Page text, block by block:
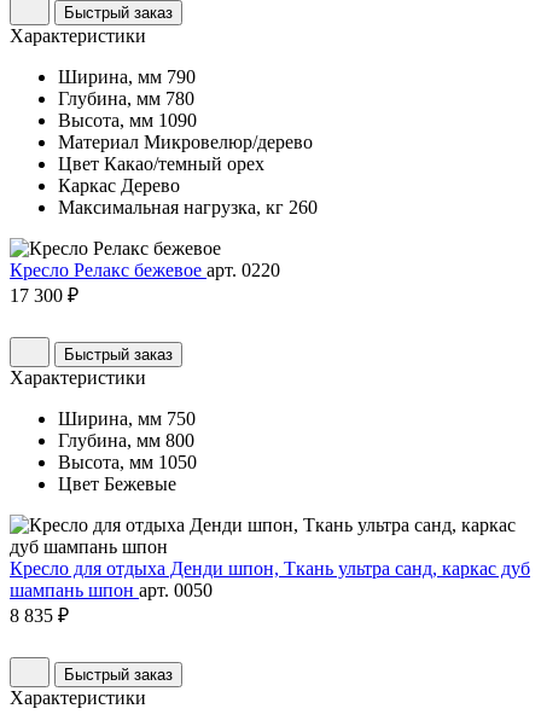
Быстрый заказ
Характеристики
Ширина, мм 790
Глубина, мм 780
Высота, мм 1090
Материал Микровелюр/дерево
Цвет Какао/темный орех
Каркас Дерево
Максимальная нагрузка, кг 260
Кресло Релакс бежевое арт. 0220
17 300 ₽
Быстрый заказ
Характеристики
Ширина, мм 750
Глубина, мм 800
Высота, мм 1050
Цвет Бежевые
Кресло для отдыха Денди шпон, Ткань ультра санд, каркас дуб
шампань шпон арт. 0050
8 835 ₽
Быстрый заказ
Характеристики